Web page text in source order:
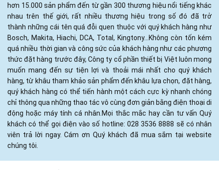
hơn 15.000 sản phẩm đến từ gần 300 thương hiệu nổi tiếng khác
nhau trên thế giới, rất nhiều thương hiệu trong số đó đã trở
thành những cái tên quá đỗi quen thuộc với quý khách hàng như
Bosch, Makita, Hiachi, DCA, Total, Kingtony...Không còn tốn kém
quá nhiều thời gian và công sức của khách hàng như các phương
thức đặt hàng trước đây, Công ty cổ phần thiết bị Việt luôn mong
muốn mang đến sự tiện lợi và thoải mái nhất cho quý khách
hàng, từ khâu tham khảo sản phẩm đến khâu lựa chọn, đặt hàng,
quý khách hàng có thể tiến hành một cách cực kỳ nhanh chóng
chỉ thông qua những thao tác vô cùng đơn giản bằng điện thoại di
động hoặc máy tính cá nhân.Mọi thắc mắc hay cần tư vấn Quý
khách có thể gọi điện vào số hotline: 028 3536 8888 sẽ có nhân
viên trả lời ngay. Cám ơn Quý khách đã mua sắm tại website
chúng tôi.